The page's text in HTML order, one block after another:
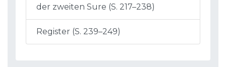
der zweiten Sure (S. 217–238)
Register (S. 239–249)